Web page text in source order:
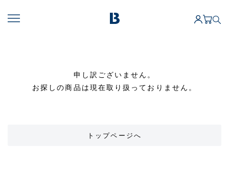
申し訳ございません。
お探しの商品は現在取り扱っておりません。
トップページへ